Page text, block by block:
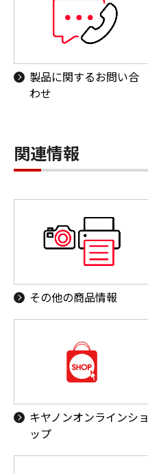
製品に関するお問い合
わせ
関連情報
その他の商品情報
キヤノンオンラインショ
ップ